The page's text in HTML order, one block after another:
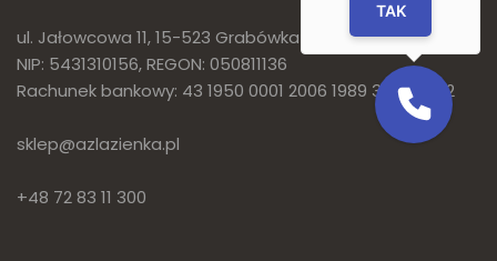
ul. Jałowcowa 11, 15-523 Grabówka
NIP: 5431310156, REGON: 050811136
Rachunek bankowy: 43 1950 0001 2006 1989 3833 0002
sklep@azlazienka.pl
+48 72 83 11 300
TAK